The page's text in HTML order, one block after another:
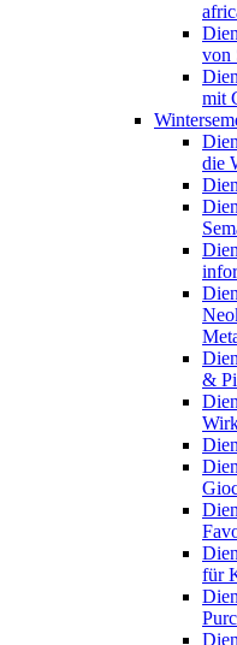
von
mit
die
&
für